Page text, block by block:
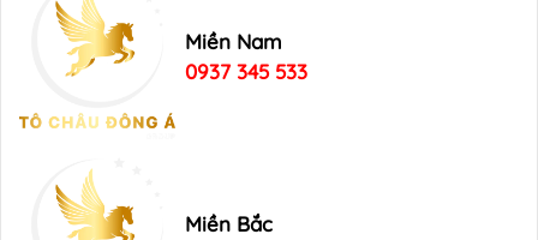
Miền Nam
0937 345 533
Miền Bắc